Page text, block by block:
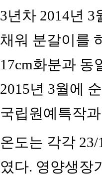
3년차 2014년 3
채워 분갈이를
17cm화분과 동
2015년 3월에
국립원예특작
온도는 각각 23/
였다. 영양생장